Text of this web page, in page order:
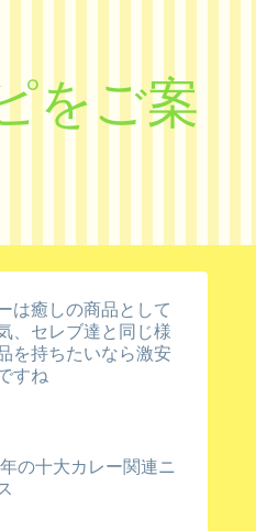
をご案
は癒しの商品として
、セレブ達と同じ様
を持ちたいなら激安
すね
の十大カレー関連ニ